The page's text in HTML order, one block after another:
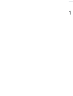
1